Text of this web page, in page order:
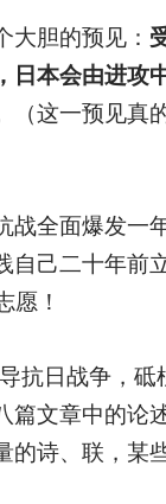
大胆的预见：
日本会由进攻
（这一预见真
战全面爆发一
自己二十年前
愿！
抗日战争，砥
篇文章中的论
的诗、联，某